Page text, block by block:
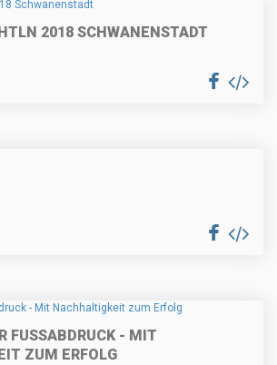
2018 SCHWANENSTADT
FUSSABDRUCK - MIT N
ZUM ERFOLG